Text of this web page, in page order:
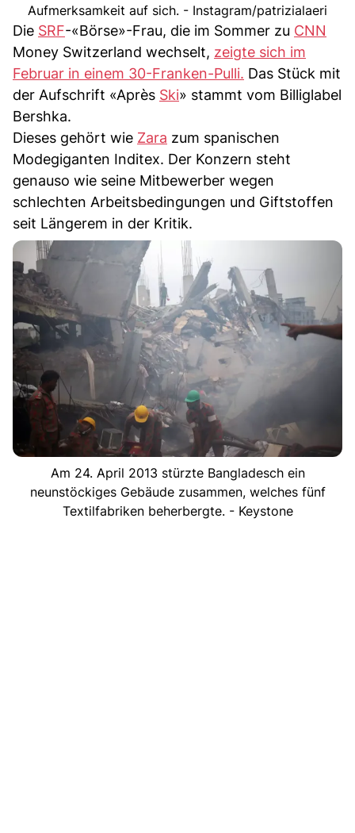
Aufmerksamkeit auf sich. - Instagram/patrizialaeri
Die SRF-«Börse»-Frau, die im Sommer zu CNN
Money Switzerland wechselt, zeigte sich im
Februar in einem 30-Franken-Pulli. Das Stück mit
der Aufschrift «Après Ski» stammt vom Billiglabel
Bershka.
Dieses gehört wie Zara zum spanischen
Modegiganten Inditex. Der Konzern steht
genauso wie seine Mitbewerber wegen
schlechten Arbeitsbedingungen und Giftstoffen
seit Längerem in der Kritik.
Am 24. April 2013 stürzte Bangladesch ein
neunstöckiges Gebäude zusammen, welches fünf
Textilfabriken beherbergte. - Keystone